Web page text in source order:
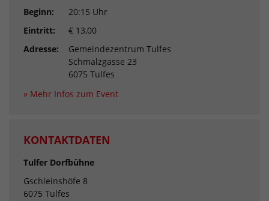
Beginn:
20:15 Uhr
Eintritt:
€ 13,00
Adresse:
Gemeindezentrum Tulfes
Schmalzgasse 23
6075 Tulfes
» Mehr Infos zum Event
KONTAKTDATEN
Tulfer Dorfbühne
Gschleinshöfe 8
6075 Tulfes